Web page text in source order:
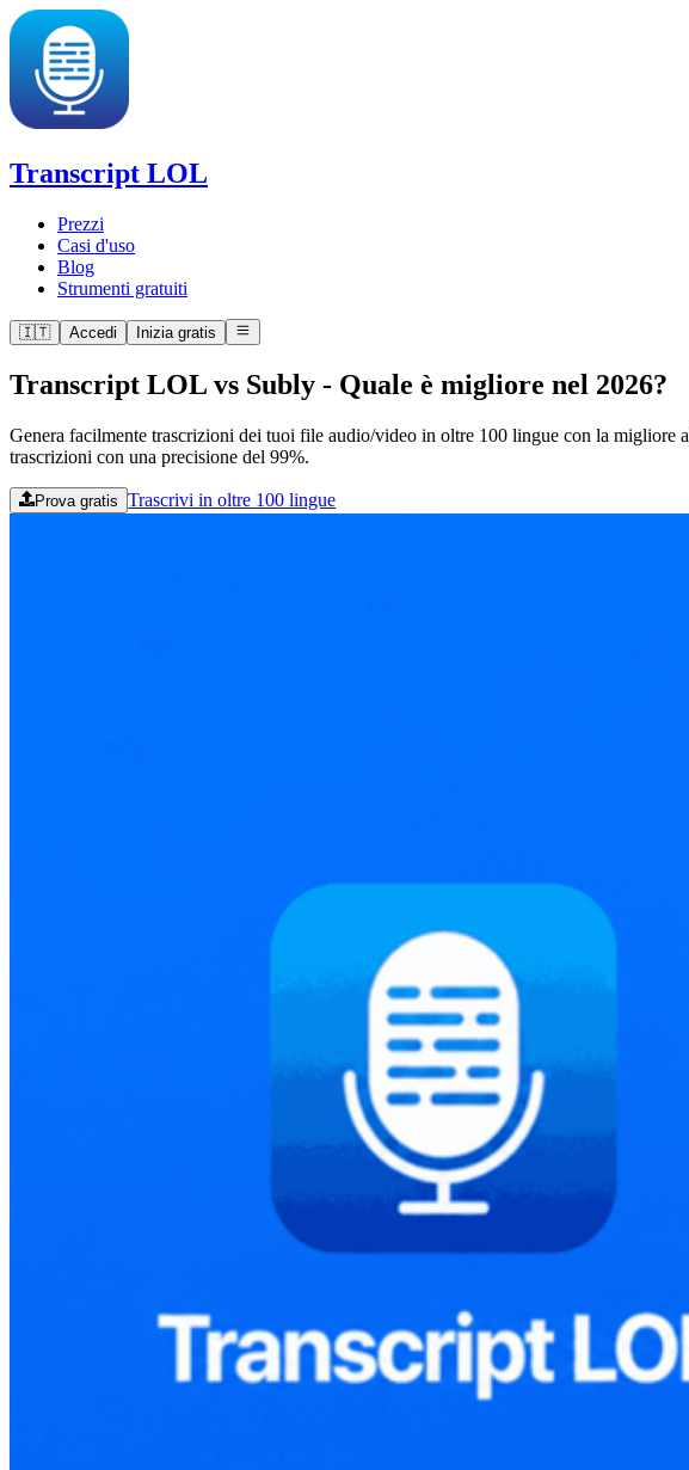
Transcript LOL
Prezzi
Casi d'uso
Blog
Strumenti gratuiti
🇮🇹 Accedi Inizia gratis
Transcript LOL vs Subly - Quale è migliore nel 2026?
Genera facilmente trascrizioni dei tuoi file audio/video in oltre 100 lingue con la
trascrizioni con una precisione del 99%.
Prova gratis Trascrivi in oltre 100 lingue